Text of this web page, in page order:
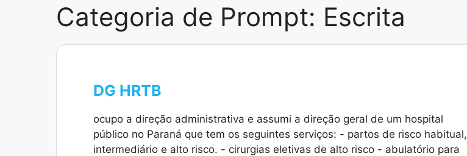
Categoria de Prompt: Escrita
DG HRTB
ocupo a direção administrativa e assumi a direção geral de um hospital
público no Paraná que tem os seguintes serviços: - partos de risco habitual,
intermediário e alto risco. - cirurgias eletivas de alto risco - abulatório para